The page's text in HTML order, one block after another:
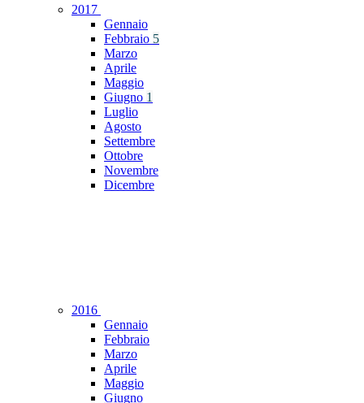
2017
Gennaio
Febbraio 5
Marzo
Aprile
Maggio
Giugno 1
Luglio
Agosto
Settembre
Ottobre
Novembre
Dicembre
2016
Gennaio
Febbraio
Marzo
Aprile
Maggio
Giugno